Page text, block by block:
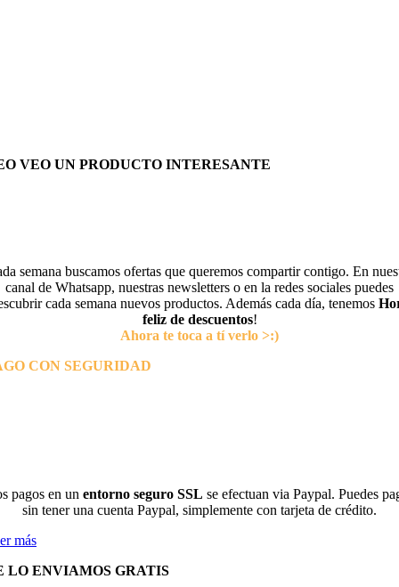
VEO UN PRODUCTO INTERESANTE
semana buscamos ofertas que queremos compartir contigo. En
canal de Whatsapp, nuestras newsletters o en la redes sociales puedes
cada semana nuevos productos. Además cada día, tenemos
feliz de descuentos!
Ahora te toca a tí verlo >:)
CON SEGURIDAD
pagos en un entorno seguro SSL se efectuan via Paypal. Puedes
sin tener una cuenta Paypal, simplemente con tarjeta de crédito.
más
LO ENVIAMOS GRATIS